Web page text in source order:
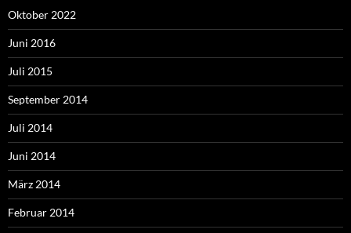
Oktober 2022
Juni 2016
Juli 2015
September 2014
Juli 2014
Juni 2014
März 2014
Februar 2014